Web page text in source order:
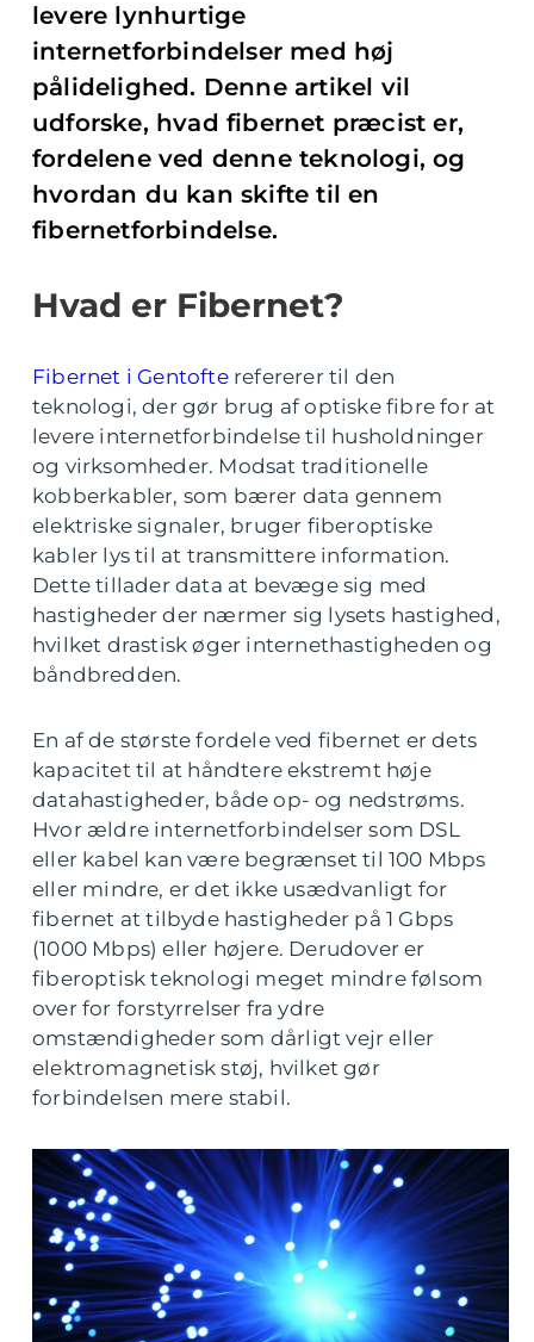
levere lynhurtige
internetforbindelser med høj
pålidelighed. Denne artikel vil
udforske, hvad fibernet præcist er,
fordelene ved denne teknologi, og
hvordan du kan skifte til en
fibernetforbindelse.
Hvad er Fibernet?
Fibernet i Gentofterefererer til den
teknologi, der gør brug af optiske fibre for at
levere internetforbindelse til husholdninger
og virksomheder. Modsat traditionelle
kobberkabler, som bærer data gennem
elektriske signaler, bruger fiberoptiske
kabler lys til at transmittere information.
Dette tillader data at bevæge sig med
hastigheder der nærmer sig lysets hastighed,
hvilket drastisk øger internethastigheden og
båndbredden.
En af de største fordele ved fibernet er dets
kapacitet til at håndtere ekstremt høje
datahastigheder, både op- og nedstrøms.
Hvor ældre internetforbindelser som DSL
eller kabel kan være begrænset til 100 Mbps
eller mindre, er det ikke usædvanligt for
fibernet at tilbyde hastigheder på 1 Gbps
(1000 Mbps) eller højere. Derudover er
fiberoptisk teknologi meget mindre følsom
over for forstyrrelser fra ydre
omstændigheder som dårligt vejr eller
elektromagnetisk støj, hvilket gør
forbindelsen mere stabil.